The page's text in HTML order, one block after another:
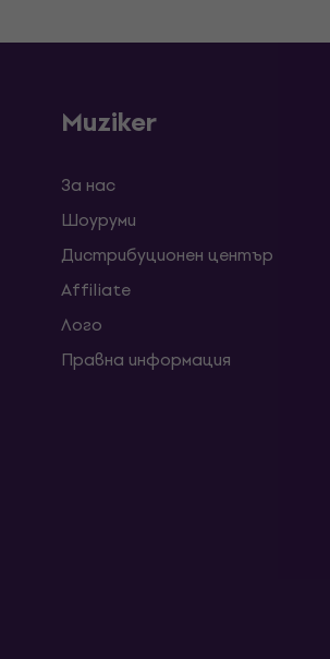
Muziker
За нас
Шоуруми
Дистрибуционен център
Affiliate
Лого
Правна информация